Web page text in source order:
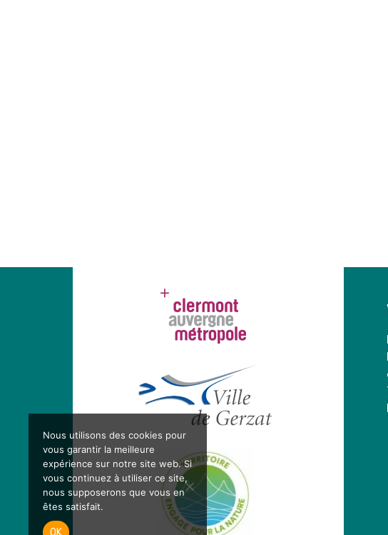
Nous utilisons des cookies pour
vous garantir la meilleure
expérience sur notre site web. Si
vous continuez à utiliser ce site,
nous supposerons que vous en
êtes satisfait.
OK